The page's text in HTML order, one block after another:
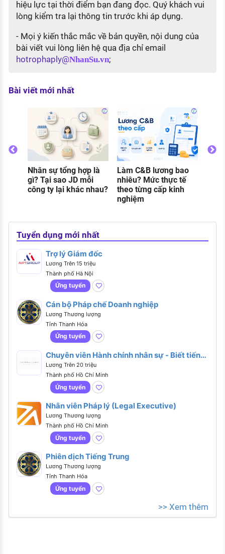
hiệu lực tại thời điểm bạn đang đọc. Quý khách vui
lòng kiểm tra lại thông tin trước khi áp dụng.
- Mọi ý kiến thắc mắc về bản quyền, nội dung của
bài viết vui lòng liên hệ qua địa chỉ email
hotrophaply@NhanSu.vn;
Bài viết mới nhất
Nhân sự tổng hợp là
gì? Tại sao JD mỗi
công ty lại khác nhau?
Làm C&B lương bao
nhiêu? Mức thực tế
theo từng cấp kinh
nghiệm
Tuyển dụng mới nhất
Trợ lý Giám đốc
Lương Trên 15 triệu
Thành phố Hà Nội
Ứng tuyển
Cán bộ Pháp chế Doanh nghiệp
Lương Thương lượng
Tỉnh Thanh Hóa
Ứng tuyển
Chuyên viên Hành chính nhân sự - Biết tiếng
Anh hoặc tiếng Trung
Lương Trên 20 triệu
Thành phố Hồ Chí Minh
Ứng tuyển
Nhân viên Pháp lý (Legal Executive)
Lương Thương lượng
Thành phố Hồ Chí Minh
Ứng tuyển
Phiên dịch Tiếng Trung
Lương Thương lượng
Tỉnh Thanh Hóa
Ứng tuyển
>> Xem thêm